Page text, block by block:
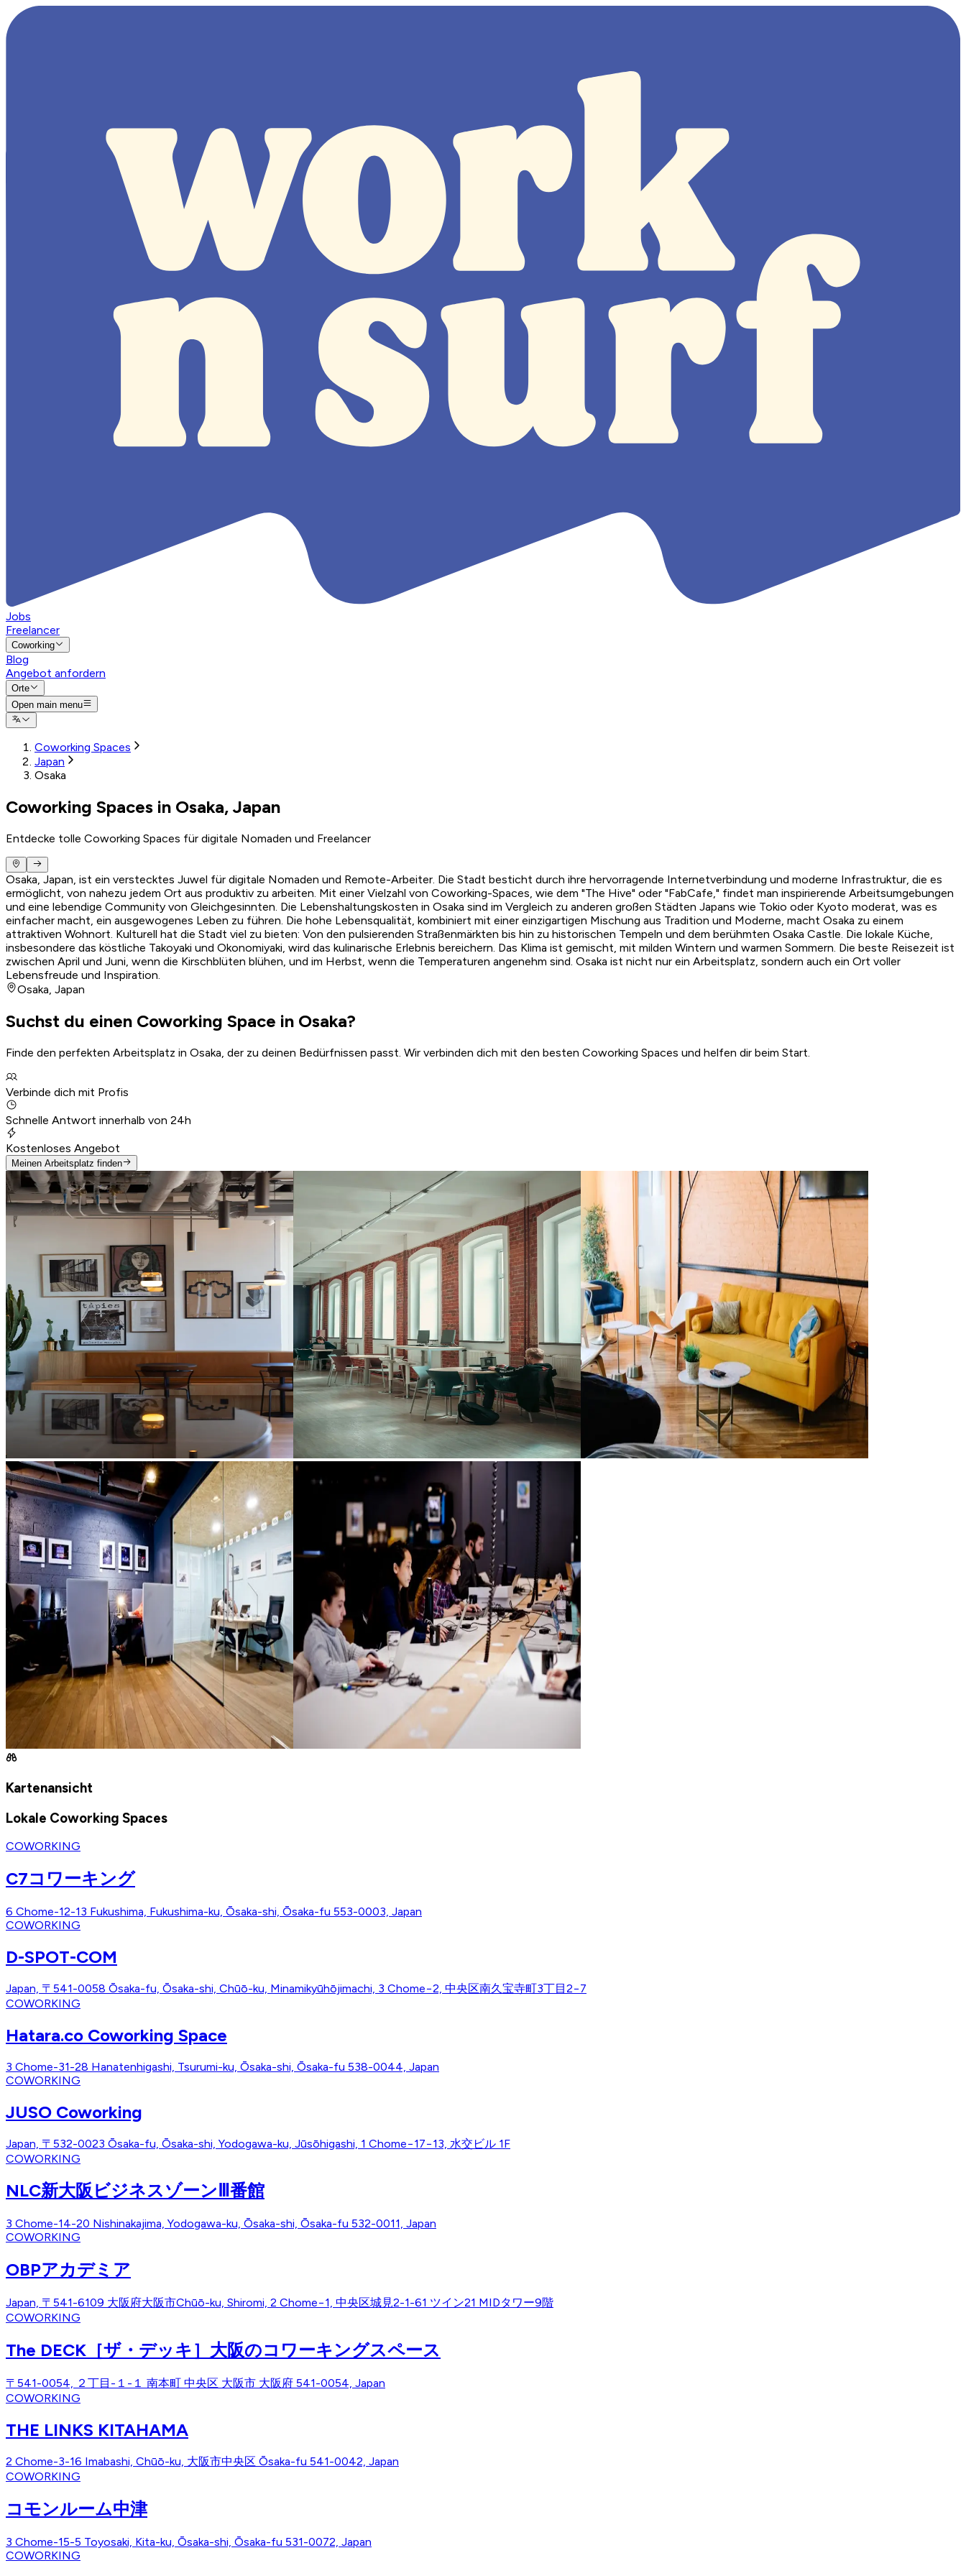
Jobs
Freelancer
Coworking
Blog
Angebot anfordern
Orte
Open main menu
Coworking Spaces
Japan
Osaka
Coworking Spaces in Osaka, Japan
Entdecke tolle Coworking Spaces für digitale Nomaden und Freelancer
Osaka, Japan, ist ein verstecktes Juwel für digitale Nomaden und Remote-Arbeiter. Die Stadt besticht durch ihre hervorragende Internetverbindung und moderne Infrastruktur, die es
ermöglicht, von nahezu jedem Ort aus produktiv zu arbeiten. Mit einer Vielzahl von Coworking-Spaces, wie dem "The Hive" oder "FabCafe," findet man inspirierende Arbeitsumgebungen
und eine lebendige Community von Gleichgesinnten. Die Lebenshaltungskosten in Osaka sind im Vergleich zu anderen großen Städten Japans wie Tokio oder Kyoto moderat, was es
einfacher macht, ein ausgewogenes Leben zu führen. Die hohe Lebensqualität, kombiniert mit einer einzigartigen Mischung aus Tradition und Moderne, macht Osaka zu einem
attraktiven Wohnort. Kulturell hat die Stadt viel zu bieten: Von den pulsierenden Straßenmärkten bis hin zu historischen Tempeln und dem berühmten Osaka Castle. Die lokale Küche,
insbesondere das köstliche Takoyaki und Okonomiyaki, wird das kulinarische Erlebnis bereichern. Das Klima ist gemischt, mit milden Wintern und warmen Sommern. Die beste Reisezeit ist
zwischen April und Juni, wenn die Kirschblüten blühen, und im Herbst, wenn die Temperaturen angenehm sind. Osaka ist nicht nur ein Arbeitsplatz, sondern auch ein Ort voller
Lebensfreude und Inspiration.
Osaka, Japan
Suchst du einen Coworking Space in Osaka?
Finde den perfekten Arbeitsplatz in Osaka, der zu deinen Bedürfnissen passt. Wir verbinden dich mit den besten Coworking Spaces und helfen dir beim Start.
Verbinde dich mit Profis
Schnelle Antwort innerhalb von 24h
Kostenloses Angebot
Meinen Arbeitsplatz finden
Kartenansicht
Lokale Coworking Spaces
COWORKING
C7コワーキング
6 Chome-12-13 Fukushima, Fukushima-ku, Ōsaka-shi, Ōsaka-fu 553-0003, Japan
COWORKING
D-SPOT-COM
Japan, 〒541-0058 Ōsaka-fu, Ōsaka-shi, Chūō-ku, Minamikyūhōjimachi, 3 Chome−2, 中央区南久宝寺町3丁目2−7
COWORKING
Hatara.co Coworking Space
3 Chome-31-28 Hanatenhigashi, Tsurumi-ku, Ōsaka-shi, Ōsaka-fu 538-0044, Japan
COWORKING
JUSO Coworking
Japan, 〒532-0023 Ōsaka-fu, Ōsaka-shi, Yodogawa-ku, Jūsōhigashi, 1 Chome−17−13, 水交ビル 1F
COWORKING
NLC新大阪ビジネスゾーンⅢ番館
3 Chome-14-20 Nishinakajima, Yodogawa-ku, Ōsaka-shi, Ōsaka-fu 532-0011, Japan
COWORKING
OBPアカデミア
Japan, 〒541-6109 大阪府大阪市Chūō-ku, Shiromi, 2 Chome−1, 中央区城見2-1-61 ツイン21 MIDタワー9階
COWORKING
The DECK［ザ・デッキ］大阪のコワーキングスペース
〒541-0054, ２丁目-１-１ 南本町 中央区 大阪市 大阪府 541-0054, Japan
COWORKING
THE LINKS KITAHAMA
2 Chome-3-16 Imabashi, Chūō-ku, 大阪市中央区 Ōsaka-fu 541-0042, Japan
COWORKING
コモンルーム中津
3 Chome-15-5 Toyosaki, Kita-ku, Ōsaka-shi, Ōsaka-fu 531-0072, Japan
COWORKING